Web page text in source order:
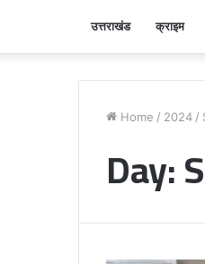
उत्तराखंड क्राइम
Home / 2024 /
Day: